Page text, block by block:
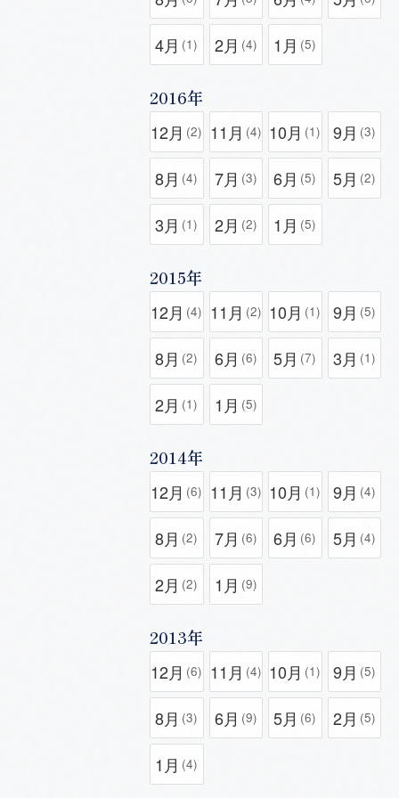
4月 (1) 2月 (4) 1月 (5)
2016年
12月 (2) 11月 (4) 10月 (1) 9月 (3)
8月 (4) 7月 (3) 6月 (5) 5月 (2)
3月 (1) 2月 (2) 1月 (5)
2015年
12月 (4) 11月 (2) 10月 (1) 9月 (5)
8月 (2) 6月 (6) 5月 (7) 3月 (1)
2月 (1) 1月 (5)
2014年
12月 (6) 11月 (3) 10月 (1) 9月 (4)
8月 (2) 7月 (6) 6月 (6) 5月 (4)
2月 (2) 1月 (9)
2013年
12月 (6) 11月 (4) 10月 (1) 9月 (5)
8月 (3) 6月 (9) 5月 (6) 2月 (5)
1月 (4)